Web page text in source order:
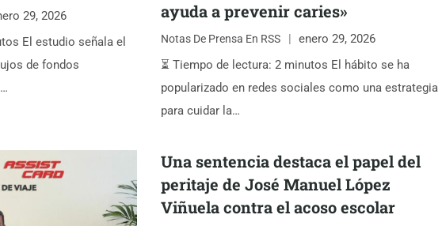
29, 2026
El estudio señala el
de fondos
ayuda a prevenir caries»
Notas De Prensa En RSS
enero 29, 2026
⏳ Tiempo de lectura: 2 minutos El hábito se ha
popularizado en redes sociales como una estrategia
para cuidar la…
Una sentencia destaca el papel del
peritaje de José Manuel López
Viñuela contra el acoso escolar